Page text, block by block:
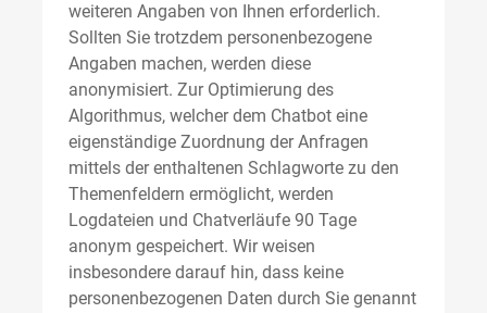
weiteren Angaben von Ihnen erforderlich.
Sollten Sie trotzdem personenbezogene
Angaben machen, werden diese
anonymisiert. Zur Optimierung des
Algorithmus, welcher dem Chatbot eine
eigenständige Zuordnung der Anfragen
mittels der enthaltenen Schlagworte zu den
Themenfeldern ermöglicht, werden
Logdateien und Chatverläufe 90 Tage
anonym gespeichert. Wir weisen
insbesondere darauf hin, dass keine
personenbezogenen Daten durch Sie genannt